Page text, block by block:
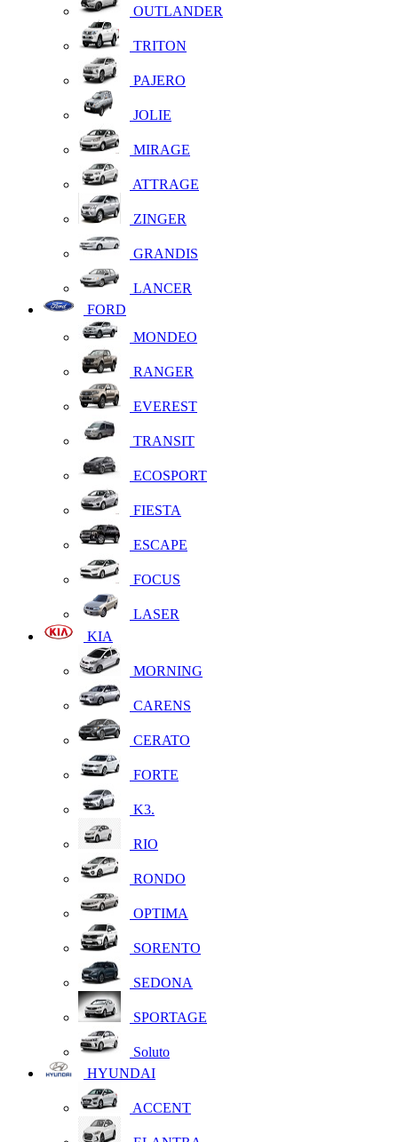
OUTLANDER
TRITON
PAJERO
JOLIE
MIRAGE
ATTRAGE
ZINGER
GRANDIS
LANCER
FORD
MONDEO
RANGER
EVEREST
TRANSIT
ECOSPORT
FIESTA
ESCAPE
FOCUS
LASER
KIA
MORNING
CARENS
CERATO
FORTE
K3.
RIO
RONDO
OPTIMA
SORENTO
SEDONA
SPORTAGE
Soluto
HYUNDAI
ACCENT